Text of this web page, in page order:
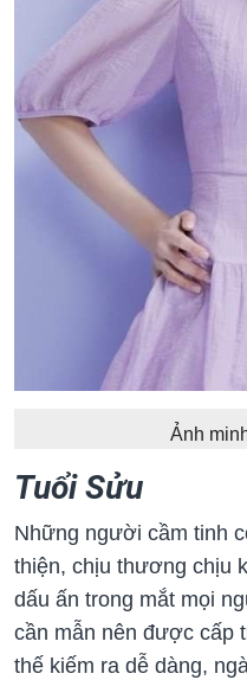
Ảnh
Tuổi Sửu
Những người cầm tinh
thiện, chịu thương chịu
dấu ấn trong mắt mọi
cần mẫn nên được cấp
thế kiếm ra dễ dàng,